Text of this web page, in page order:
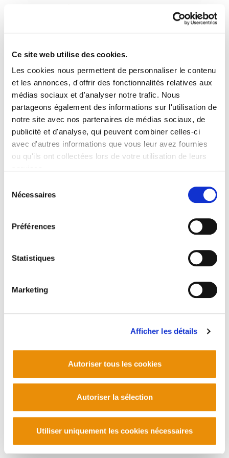
Ce site web utilise des cookies.
Les cookies nous permettent de personnaliser le contenu
et les annonces, d'offrir des fonctionnalités relatives aux
médias sociaux et d'analyser notre trafic. Nous
partageons également des informations sur l'utilisation de
notre site avec nos partenaires de médias sociaux, de
publicité et d'analyse, qui peuvent combiner celles-ci
avec d'autres informations que vous leur avez fournies
ou qu'ils ont collectées lors de votre utilisation de leurs
Nécessaires
Préférences
Statistiques
Marketing
Afficher les détails
Autoriser tous les cookies
Autoriser la sélection
Utiliser uniquement les cookies nécessaires
Enbata + Alda! 1964
Enbata-Alda1964(55)2.pdf991.8 KB
CONTACT
Barrainkua 13 - 48009 Bilbo -
Corderliers karrika 20 - 64100 Baiona -
Telf. +33 (0) 559 25 65 52